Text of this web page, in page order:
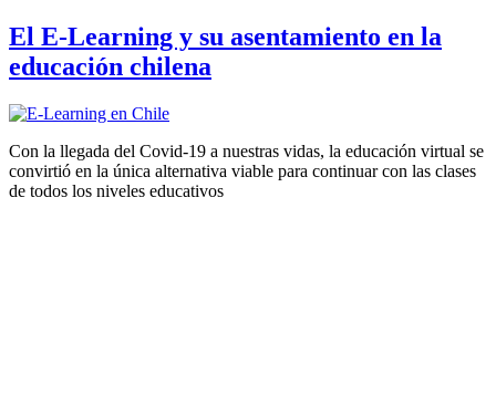
El E-Learning y su asentamiento en la
educación chilena
Con la llegada del Covid-19 a nuestras vidas, la educación virtual se
convirtió en la única alternativa viable para continuar con las clases
de todos los niveles educativos